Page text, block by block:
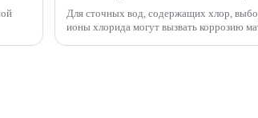
Для сточных вод, содержащих хлор,
ионы хлорида могут вызвать коррозию